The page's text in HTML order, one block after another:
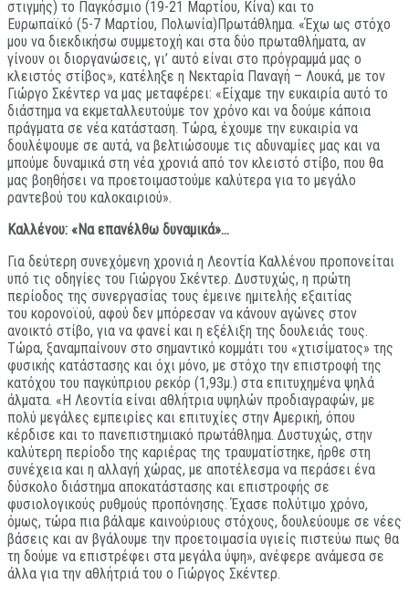
στιγμής) το Παγκόσμιο (19-21 Μαρτίου, Κίνα) και το
Ευρωπαϊκό (5-7 Μαρτίου, Πολωνία)Πρωτάθλημα. «Έχω ως στόχο
μου να διεκδικήσω συμμετοχή και στα δύο πρωταθλήματα, αν
γίνουν οι διοργανώσεις, γι’ αυτό είναι στο πρόγραμμά μας ο
κλειστός στίβος», κατέληξε η Νεκταρία Παναγή – Λουκά, με τον
Γιώργο Σκέντερ να μας μεταφέρει: «Είχαμε την ευκαιρία αυτό το
διάστημα να εκμεταλλευτούμε τον χρόνο και να δούμε κάποια
πράγματα σε νέα κατάσταση. Τώρα, έχουμε την ευκαιρία να
δουλέψουμε σε αυτά, να βελτιώσουμε τις αδυναμίες μας και να
μπούμε δυναμικά στη νέα χρονιά από τον κλειστό στίβο, που θα
μας βοηθήσει να προετοιμαστούμε καλύτερα για το μεγάλο
ραντεβού του καλοκαιριού».
Καλλένου: «Να επανέλθω δυναμικά»…
Για δεύτερη συνεχόμενη χρονιά η Λεοντία Καλλένου προπονείται
υπό τις οδηγίες του Γιώργου Σκέντερ. Δυστυχώς, η πρώτη
περίοδος της συνεργασίας τους έμεινε ημιτελής εξαιτίας
του κορονοϊού, αφού δεν μπόρεσαν να κάνουν αγώνες στον
ανοικτό στίβο, για να φανεί και η εξέλιξη της δουλειάς τους.
Τώρα, ξαναμπαίνουν στο σημαντικό κομμάτι του «χτισίματος» της
φυσικής κατάστασης και όχι μόνο, με στόχο την επιστροφή της
κατόχου του παγκύπριου ρεκόρ (1,93μ.) στα επιτυχημένα ψηλά
άλματα. «Η Λεοντία είναι αθλήτρια υψηλών προδιαγραφών, με
πολύ μεγάλες εμπειρίες και επιτυχίες στην Αμερική, όπου
κέρδισε και το πανεπιστημιακό πρωτάθλημα. Δυστυχώς, στην
καλύτερη περίοδο της καριέρας της τραυματίστηκε, ήρθε στη
συνέχεια και η αλλαγή χώρας, με αποτέλεσμα να περάσει ένα
δύσκολο διάστημα αποκατάστασης και επιστροφής σε
φυσιολογικούς ρυθμούς προπόνησης. Έχασε πολύτιμο χρόνο,
όμως, τώρα πια βάλαμε καινούριους στόχους, δουλεύουμε σε νέες
βάσεις και αν βγάλουμε την προετοιμασία υγιείς πιστεύω πως θα
τη δούμε να επιστρέφει στα μεγάλα ύψη», ανέφερε ανάμεσα σε
άλλα για την αθλήτριά του ο Γιώργος Σκέντερ.